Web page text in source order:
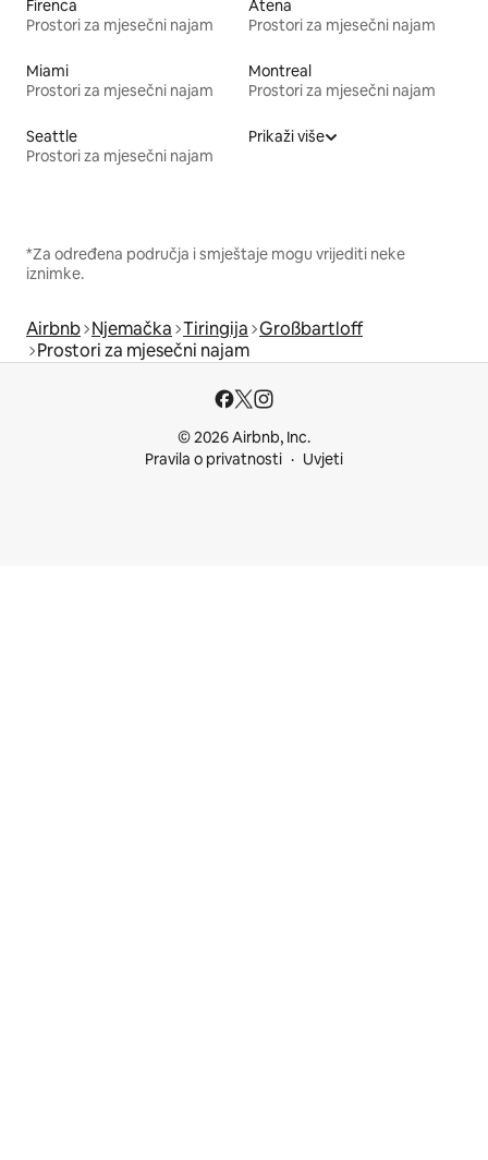
Firenca
Prostori za mjesečni najam
Atena
Prostori za mjesečni najam
Miami
Prostori za mjesečni najam
Montreal
Prostori za mjesečni najam
Seattle
Prostori za mjesečni najam
Prikaži više
*Za određena područja i smještaje mogu vrijediti neke
iznimke.
Airbnb Njemačka Tiringija Großbartloff
Prostori za mjesečni najam
© 2026 Airbnb, Inc.
Pravila o privatnosti
Uvjeti